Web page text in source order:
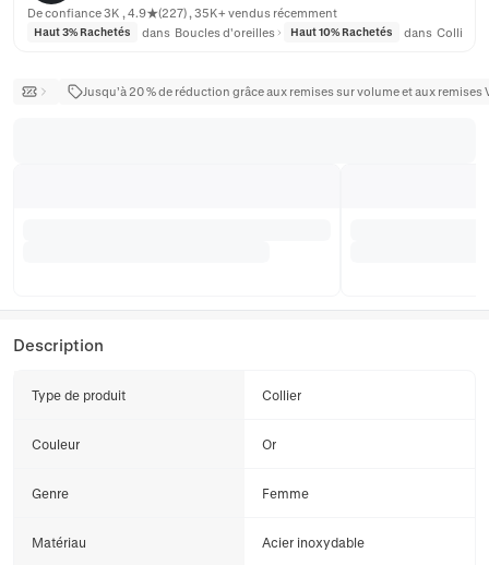
De confiance 3K , 4.9★(227) , 35K+ vendus récemment
Haut 3% Rachetés dans Boucles d'oreilles Haut 10% Rachetés dans Colliers
Jusqu’à 20 % de réduction grâce aux remises sur volume et aux remises
Description
Type de produit Collier
Couleur Or
Genre Femme
Matériau Acier inoxydable